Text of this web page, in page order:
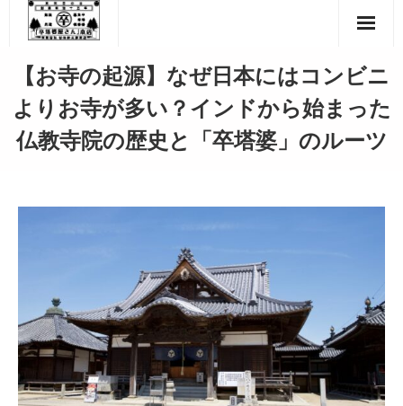
content【お寺の起源】なぜ日本にはコンビニ
よりお寺が多い？インドから始まった
仏教寺院の歴史と「卒塔婆」のルーツ